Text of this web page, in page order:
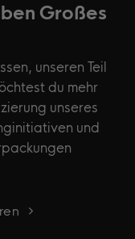
Großes
unseren Teil
du mehr
unseres
und